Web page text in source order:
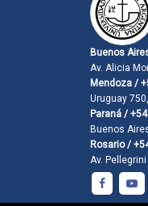
Buenos
Av. Alicia
Mendoza /
Uruguay
Paraná /
Buenos
Rosario /
Av.